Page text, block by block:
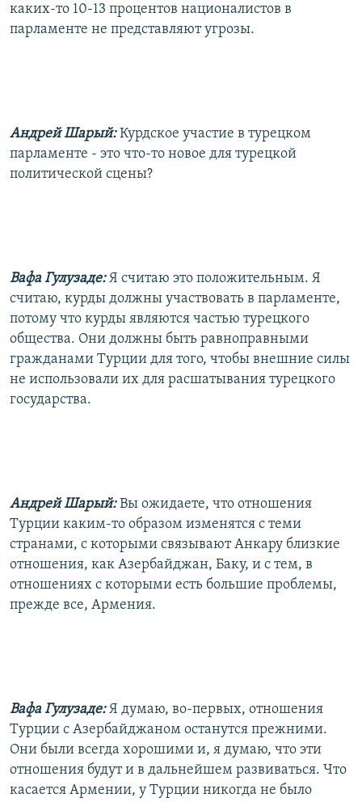
каких-то 10-13 процентов националистов в
парламенте не представляют угрозы.
Андрей Шарый:Курдское участие в турецком
парламенте - это что-то новое для турецкой
политической сцены?
Вафа Гулузаде:Я считаю это положительным. Я
считаю, курды должны участвовать в парламенте,
потому что курды являются частью турецкого
общества. Они должны быть равноправными
гражданами Турции для того, чтобы внешние силы
не использовали их для расшатывания турецкого
государства.
Андрей Шарый:Вы ожидаете, что отношения
Турции каким-то образом изменятся с теми
странами, с которыми связывают Анкару близкие
отношения, как Азербайджан, Баку, и с тем, в
отношениях с которыми есть большие проблемы,
прежде все, Армения.
Вафа Гулузаде:Я думаю, во-первых, отношения
Турции с Азербайджаном останутся прежними.
Они были всегда хорошими и, я думаю, что эти
отношения будут и в дальнейшем развиваться. Что
касается Армении, у Турции никогда не было